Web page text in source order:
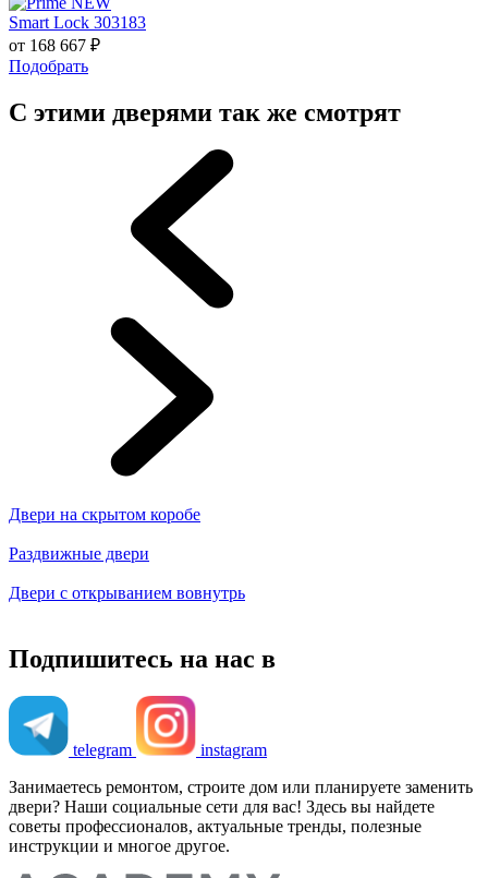
Smart Lock 303183
от 168 667 ₽
Подобрать
С этими дверями так же смотрят
Двери на скрытом коробе
Раздвижные двери
Двери с открыванием вовнутрь
Подпишитесь на нас в
telegram
instagram
Занимаетесь ремонтом, строите дом или планируете заменить
двери? Наши социальные сети для вас! Здесь вы найдете
советы профессионалов, актуальные тренды, полезные
инструкции и многое другое.